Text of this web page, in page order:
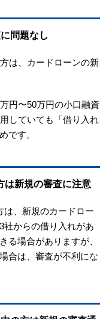
問題なし
は、カードローンの新
円〜50万円の小口融資
していても「借り入れ
です。
は新規の審査に注意
は、新規のカードロー
社からの借り入れがあ
る場合がありますが、
合は、審査が不利にな